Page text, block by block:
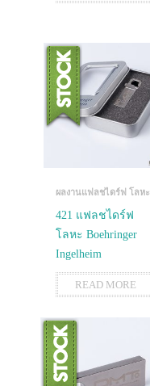
ผลงานแฟลชไดร์ฟ โลหะ
421 แฟลชไดร์ฟ
โลหะ Boehringer
Ingelheim
READ MORE